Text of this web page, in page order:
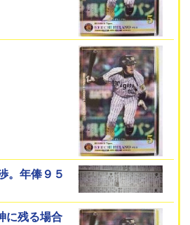
。年俸９５
に残る場合